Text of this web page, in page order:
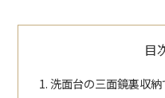
目
洗面台の三面鏡裏収